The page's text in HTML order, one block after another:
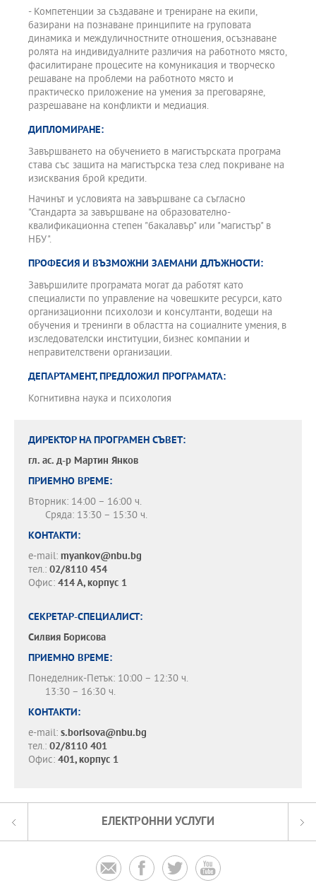
- Компетенции за създаване и трениране на екипи,
базирани на познаване принципите на груповата
динамика и междуличностните отношения, осъзнаване
ролята на индивидуалните различия на работното място,
фасилитиране процесите на комуникация и творческо
решаване на проблеми на работното място и
практическо приложение на умения за преговаряне,
разрешаване на конфликти и медиация.
ДИПЛОМИРАНЕ:
Завършването на обучението в магистърската програма
става със защита на магистърска теза след покриване на
изисквания брой кредити.
Начинът и условията на завършване са съгласно
"Стандарта за завършване на образователно-
квалификационна степен "бакалавър" или "магистър" в
НБУ".
ПРОФЕСИЯ И ВЪЗМОЖНИ ЗАЕМАНИ ДЛЪЖНОСТИ:
Завършилите програмата могат да работят като
специалисти по управление на човешките ресурси, като
организационни психолози и консултанти, водещи на
обучения и тренинги в областта на социалните умения, в
изследователски институции, бизнес компании и
неправителствени организации.
ДЕПАРТАМЕНТ, ПРЕДЛОЖИЛ ПРОГРАМАТА:
Когнитивна наука и психология
ДИРЕКТОР НА ПРОГРАМЕН СЪВЕТ:
гл. ас. д-р Мартин Янков
ПРИЕМНО ВРЕМЕ:
Вторник: 14:00 – 16:00 ч.
Сряда: 13:30 – 15:30 ч.
КОНТАКТИ:
e-mail: myankov@nbu.bg
тел.: 02/8110 454
Офис: 414 А, корпус 1
СЕКРЕТАР-СПЕЦИАЛИСТ:
Силвия Борисова
ПРИЕМНО ВРЕМЕ:
Понеделник-Петък: 10:00 – 12:30 ч.
13:30 – 16:30 ч.
КОНТАКТИ:
e-mail: s.borisova@nbu.bg
тел.: 02/8110 401
Офис: 401, корпус 1
ЕЛЕКТРОННИ УСЛУГИ
   